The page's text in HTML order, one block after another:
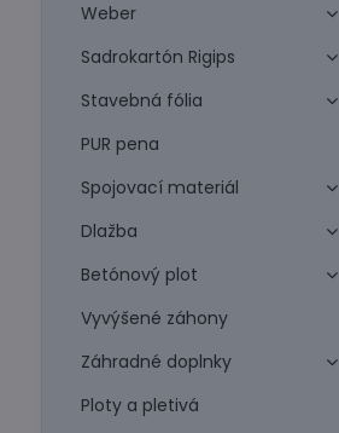
Weber
Sadrokartón Rigips
Stavebná fólia
PUR pena
Spojovací materiál
Dlažba
Betónový plot
Vyvýšené záhony
Záhradné doplnky
Ploty a pletivá